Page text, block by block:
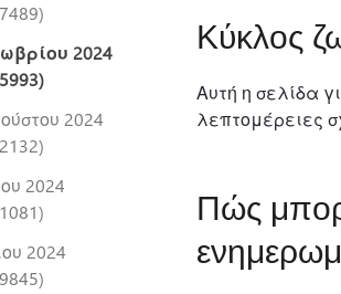
2024
2024
2024
2024
Κύκλος
Αυτή η σελίδα
λεπτομέρειες
Πώς